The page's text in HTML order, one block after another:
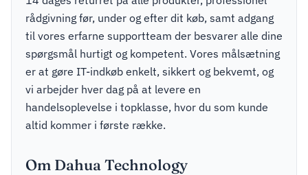
rådgivning før, under og efter dit køb, samt adgang
til vores erfarne supportteam der besvarer alle dine
spørgsmål hurtigt og kompetent. Vores målsætning
er at gøre IT-indkøb enkelt, sikkert og bekvemt, og
vi arbejder hver dag på at levere en
handelsoplevelse i topklasse, hvor du som kunde
altid kommer i første række.
Om Dahua Technology